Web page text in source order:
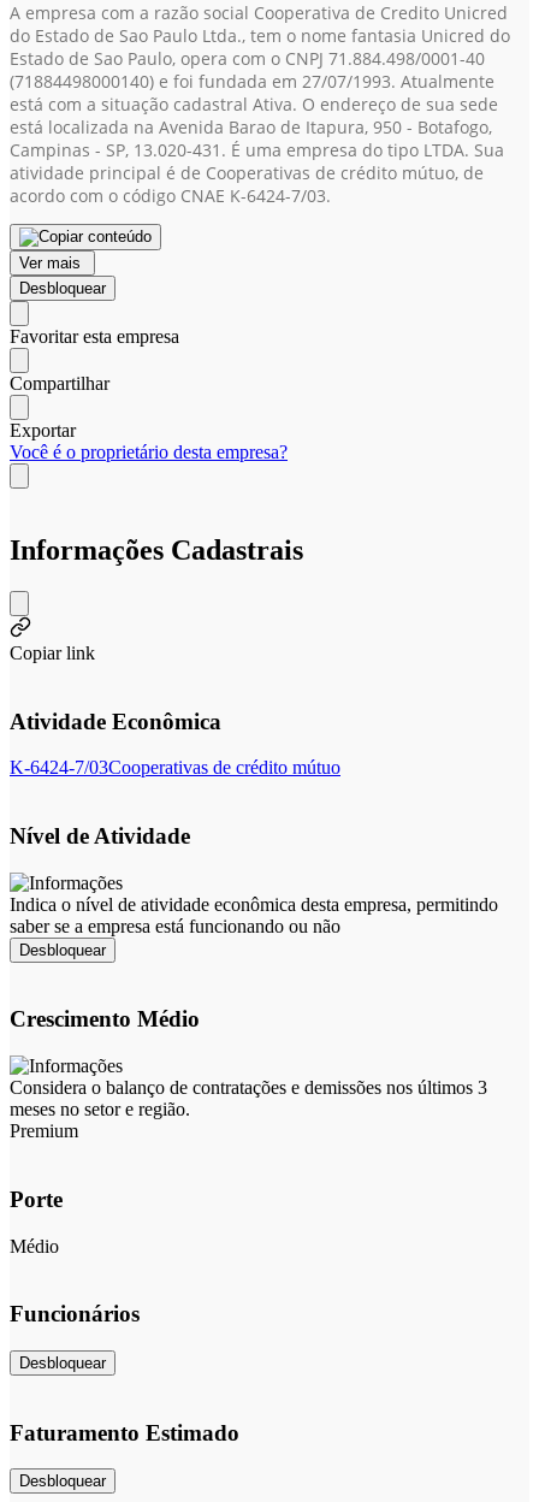
A empresa com a razão social Cooperativa de Credito Unicred
do Estado de Sao Paulo Ltda., tem o nome fantasia Unicred do
Estado de Sao Paulo, opera com o CNPJ 71.884.498/0001-40
(71884498000140) e foi fundada em 27/07/1993. Atualmente
está com a situação cadastral Ativa. O endereço de sua sede
está localizada na Avenida Barao de Itapura, 950 - Botafogo,
Campinas - SP, 13.020-431. É uma empresa do tipo LTDA. Sua
atividade principal é de Cooperativas de crédito mútuo, de
acordo com o código CNAE K-6424-7/03.
Ver mais
Desbloquear
Favoritar esta empresa
Compartilhar
Exportar
Você é o proprietário desta empresa?
Informações Cadastrais
Copiar link
Atividade Econômica
K-6424-7/03Cooperativas de crédito mútuo
Nível de Atividade
Indica o nível de atividade econômica desta empresa, permitindo
saber se a empresa está funcionando ou não
Desbloquear
Crescimento Médio
Considera o balanço de contratações e demissões nos últimos 3
meses no setor e região.
Premium
Porte
Médio
Funcionários
Desbloquear
Faturamento Estimado
Desbloquear